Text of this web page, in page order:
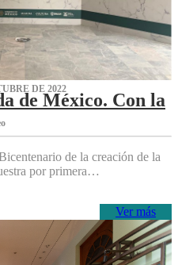
DE 2022
de México. Con la
de la creación de la
por primera…
Ver más